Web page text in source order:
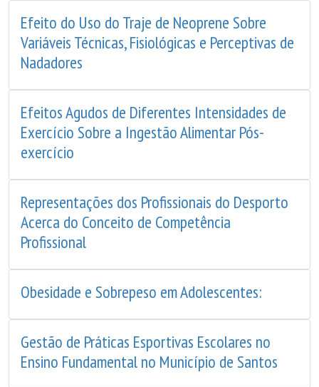
Efeito do Uso do Traje de Neoprene Sobre
Variáveis Técnicas, Fisiológicas e Perceptivas de
Nadadores
Efeitos Agudos de Diferentes Intensidades de
Exercício Sobre a Ingestão Alimentar Pós-
exercício
Representações dos Profissionais do Desporto
Acerca do Conceito de Competência
Profissional
Obesidade e Sobrepeso em Adolescentes:
Gestão de Práticas Esportivas Escolares no
Ensino Fundamental no Município de Santos